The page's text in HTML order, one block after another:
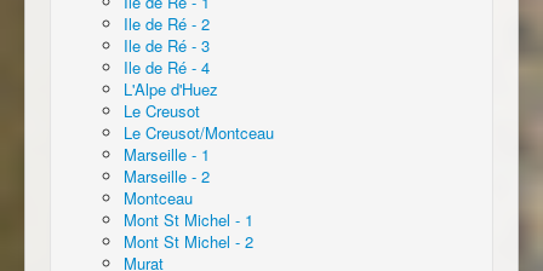
Ile de Ré - 2
Ile de Ré - 3
Ile de Ré - 4
L'Alpe d'Huez
Le Creusot
Le Creusot/Montceau
Marseille - 1
Marseille - 2
Montceau
Mont St Michel - 1
Mont St Michel - 2
Murat